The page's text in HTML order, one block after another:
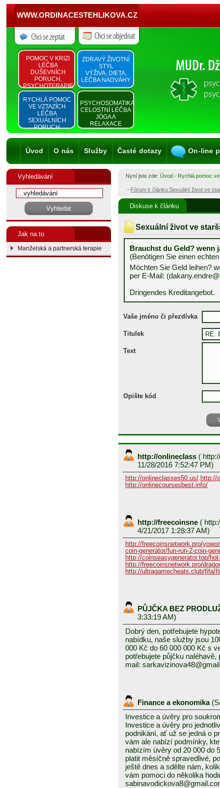
WWW.ORDINACESTEHLIKOVA.CZ
POMOC V KRIZI
LÉČBA
DUŠEVNÍCH
PORUCH,
PSYCHOTERAPIE
ZDRAVÝ ŽIVOTNÍ
STYL
VÝŽIVA, DIETA,
LÉČBA NADVÁHY
RYCHLÁ POMOC
VE VZTAZÍCH
LÉČBA
SEXUÁLNÍCH
PORUCH
PSYCHOSOMATIKA
CELOSTNÍ LÉČBA
JÓGA A
RELAXACE
Úvod O nás Služby Časté dotazy On-line
Vyhledávání
Jak na to
Manželská a partnerská terapie
Nyní jste zde: Úvod - Rychlá pomoc
- Fórum k článku:Sexuální život ve
Diskuse k článku
Sexuální život ve
Brauchst du Geld? wenn
(Benötigen Sie einen
Möchten Sie Geld leihen?
per E-Mail:
Dringendes Kreditangebot.
Vaše jméno či přezdívka
Titulek
Text
Opište kód
http://onlineclass (
11/28/2016 7:52:47 PM)
http://onlineclasses50.us/ http://
http://onlinecoursesbest.info/
http://freecoinsne (
4/21/2017 1:28:37 AM)
http://freecoinsnetwork.pro/
coin-generator/fun-run-2-coin-
http://coinseasygenerator.top/
http://freecoinsnetwork.pro/
http://ultragamecheats.club/fifa/
PŮJČKA BEZ
3:33:19 AM)
Dobrý den, potřebujete
nabídku, naše služby jsou
000 Kč do 60 000 000 Kč s
potřebujete půjčku
mail:
Finance a ekonomika (
Investice a úvěry pro
Investice a úvěry pro
podnikání, ať už se jedná o
vám ale nabízí podmínky,
nabízím úvěry od 20 000 do
platit měsíčně spravedlivé,
ještě dnes a sdělte nám,
vám pomoci do několika